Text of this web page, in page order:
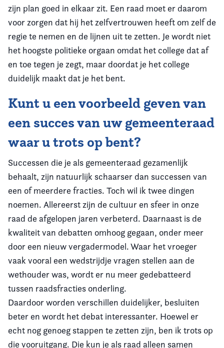
zijn plan goed in elkaar zit. Een raad moet er daarom
voor zorgen dat hij het zelfvertrouwen heeft om zelf de
regie te nemen en de lijnen uit te zetten. Je wordt niet
het hoogste politieke orgaan omdat het college dat af
en toe tegen je zegt, maar doordat je het college
duidelijk maakt dat je het bent.
Kunt u een voorbeeld geven van
een succes van uw gemeenteraad
waar u trots op bent?
Successen die je als gemeenteraad gezamenlijk
behaalt, zijn natuurlijk schaarser dan successen van
een of meerdere fracties. Toch wil ik twee dingen
noemen. Allereerst zijn de cultuur en sfeer in onze
raad de afgelopen jaren verbeterd. Daarnaast is de
kwaliteit van debatten omhoog gegaan, onder meer
door een nieuw vergadermodel. Waar het vroeger
vaak vooral een wedstrijdje vragen stellen aan de
wethouder was, wordt er nu meer gedebatteerd
tussen raadsfracties onderling.
Daardoor worden verschillen duidelijker, besluiten
beter en wordt het debat interessanter. Hoewel er
echt nog genoeg stappen te zetten zijn, ben ik trots op
die vooruitgang. Die kun je als raad alleen samen